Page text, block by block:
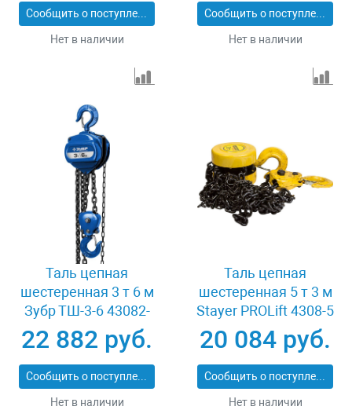
Сообщить о поступлении
Нет в наличии
Сообщить о поступлении
Нет в наличии
Таль цепная
шестеренная 3 т 6 м
Зубр ТШ-3-6 43082-
3_z01
22 882 руб.
Сообщить о поступлении
Нет в наличии
Таль цепная
шестеренная 5 т 3 м
Stayer PROLift 4308-5
20 084 руб.
Сообщить о поступлении
Нет в наличии